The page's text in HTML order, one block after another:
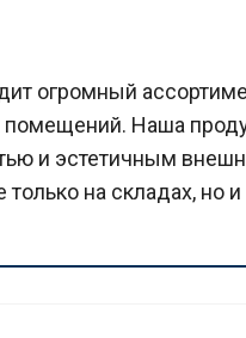
огромный
Наша
и эстетичным
только на складах,